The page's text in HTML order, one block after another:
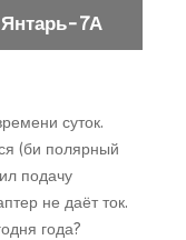
Янтарь-7А
суток.
(би полярный
подачу
не даёт ток.
года?